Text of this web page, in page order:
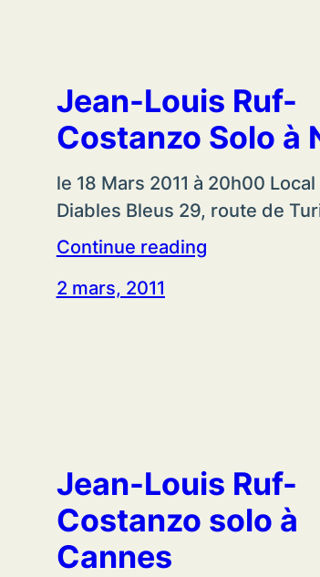
Jean-Louis Ruf-
Costanzo Solo à
le 18 Mars 2011 à 20h00
Diables Bleus 29, route de
Continue reading
2 mars, 2011
Jean-Louis Ruf-
Costanzo solo à
Cannes